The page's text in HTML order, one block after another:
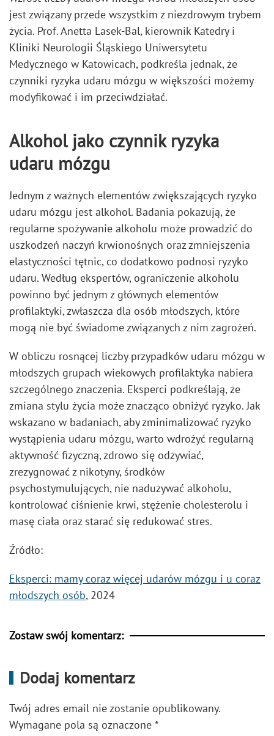
jest związany przede wszystkim z niezdrowym trybem
życia. Prof. Anetta Lasek-Bal, kierownik Katedry i
Kliniki Neurologii Śląskiego Uniwersytetu
Medycznego w Katowicach, podkreśla jednak, że
czynniki ryzyka udaru mózgu w większości możemy
modyfikować i im przeciwdziałać.
Alkohol jako czynnik ryzyka
udaru mózgu
Jednym z ważnych elementów zwiększających ryzyko
udaru mózgu jest alkohol. Badania pokazują, że
regularne spożywanie alkoholu może prowadzić do
uszkodzeń naczyń krwionośnych oraz zmniejszenia
elastyczności tętnic, co dodatkowo podnosi ryzyko
udaru. Według ekspertów, ograniczenie alkoholu
powinno być jednym z głównych elementów
profilaktyki, zwłaszcza dla osób młodszych, które
mogą nie być świadome związanych z nim zagrożeń.
W obliczu rosnącej liczby przypadków udaru mózgu w
młodszych grupach wiekowych profilaktyka nabiera
szczególnego znaczenia. Eksperci podkreślają, że
zmiana stylu życia może znacząco obniżyć ryzyko. Jak
wskazano w badaniach, aby zminimalizować ryzyko
wystąpienia udaru mózgu, warto wdrożyć regularną
aktywność fizyczną, zdrowo się odżywiać,
zrezygnować z nikotyny, środków
psychostymulujących, nie nadużywać alkoholu,
kontrolować ciśnienie krwi, stężenie cholesterolu i
masę ciała oraz starać się redukować stres.
Źródło:
Eksperci: mamy coraz więcej udarów mózgu i u coraz
młodszych osób, 2024
Zostaw swój komentarz:
Dodaj komentarz
Twój adres email nie zostanie opublikowany.
Wymagane pola są oznaczone *